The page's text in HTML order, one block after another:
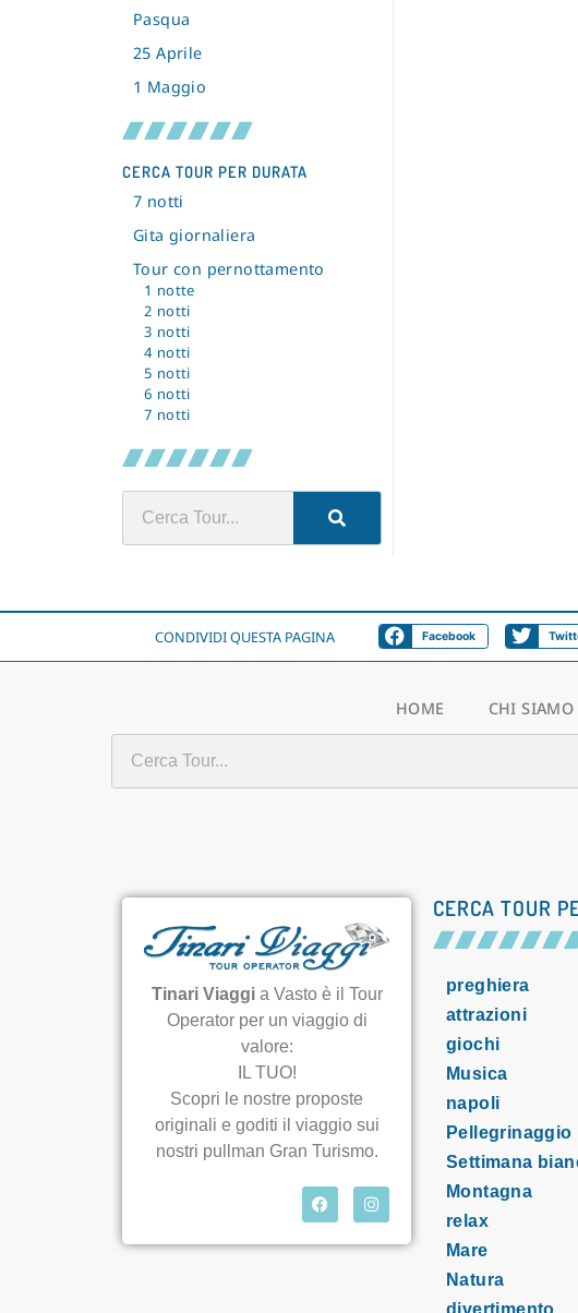
Pasqua
25 Aprile
1 Maggio
CERCA TOUR PER DURATA
7 notti
Gita giornaliera
Tour con pernottamento
1 notte
2 notti
3 notti
4 notti
5 notti
6 notti
7 notti
CONDIVIDI QUESTA PAGINA Facebook
HOME CHI SIAMO
Tinari Viaggia Vasto è il Tour
Operator per un viaggio di
valore:
IL TUO!
Scopri le nostre proposte
originali e goditi il viaggio sui
nostri pullman Gran Turismo.
CERCA TOUR
preghiera
attrazioni
giochi
Musica
napoli
Pellegrinaggio
Settimana
Montagna
relax
Mare
Natura